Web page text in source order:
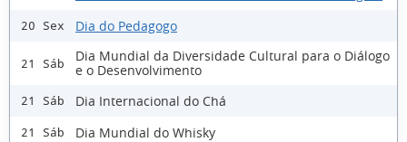
20 Sex Dia do Pedagogo
21 Sáb
Dia Mundial da Diversidade Cultural para o Diálogo
e o Desenvolvimento
21 Sáb Dia Internacional do Chá
21 Sáb Dia Mundial do Whisky